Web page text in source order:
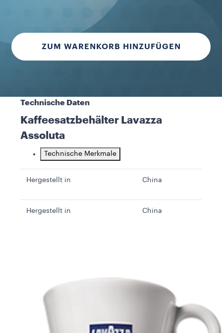
ZUM WARENKORB HINZUFÜGEN
Technische Daten
Kaffeesatzbehälter Lavazza
Assoluta
Technische Merkmale
Hergestellt in China
Hergestellt in China